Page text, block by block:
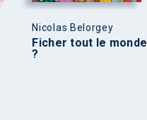
Nicolas Belorgey
Ficher tout le monde
?